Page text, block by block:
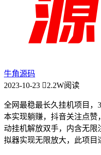
牛角源码
2023-10-23
2.2W阅读
全网最稳最长久挂机项目，
本实现躺赚，抖音关注点赞
动挂机解放双手，内含无
拟器实现无限放大，此项目